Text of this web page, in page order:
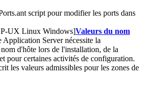
script pour modifier les ports dans
Valeurs du nom
Application Servernécessite la
d'hôte lors de l'installation, de la
pour certaines activités de configuration.
les valeurs admissibles pour les zones de